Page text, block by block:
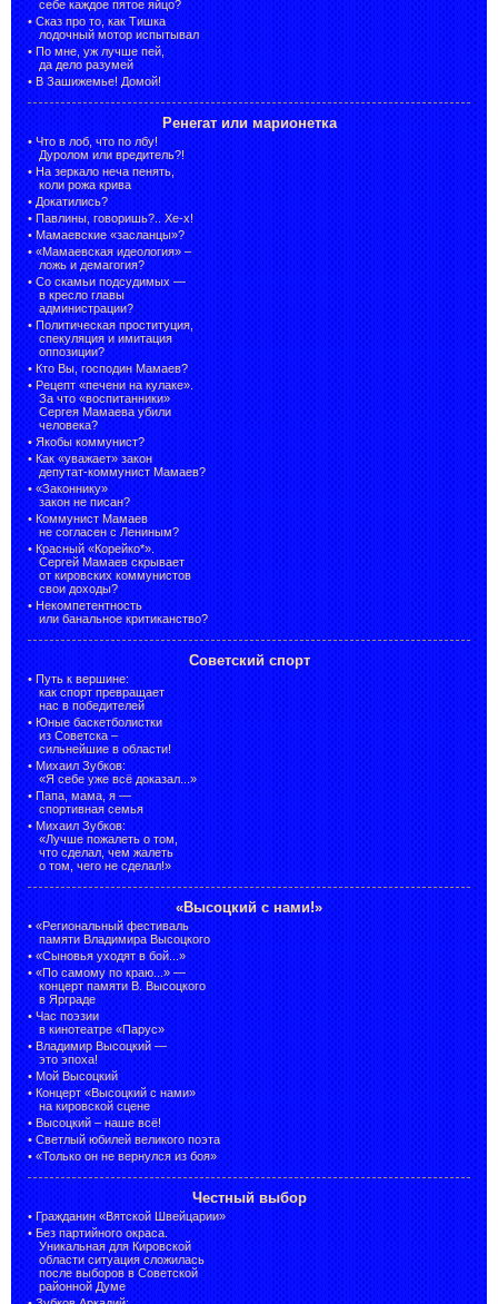
себе каждое пятое яйцо?
• Сказ про то, как Тишка
лодочный мотор испытывал
• По мне, уж лучше пей,
да дело разумей
• В Зашижемье! Домой!
Ренегат или марионетка
• Что в лоб, что по лбу!
Дуролом или вредитель?!
• На зеркало неча пенять,
коли рожа крива
• Докатились?
• Павлины, говоришь?.. Хе-х!
• Мамаевские «засланцы»?
• «Мамаевская идеология» –
ложь и демагогия?
• Со скамьи подсудимых —
в кресло главы
администрации?
• Политическая проституция,
спекуляция и имитация
оппозиции?
• Кто Вы, господин Мамаев?
• Рецепт «печени на кулаке».
За что «воспитанники»
Сергея Мамаева убили
человека?
• Якобы коммунист?
• Как «уважает» закон
депутат-коммунист Мамаев?
• «Законнику»
закон не писан?
• Коммунист Мамаев
не согласен с Лениным?
• Красный «Корейко*».
Сергей Мамаев скрывает
от кировских коммунистов
свои доходы?
• Некомпетентность
или банальное критиканство?
Советский спорт
• Путь к вершине:
как спорт превращает
нас в победителей
• Юные баскетболистки
из Советска –
сильнейшие в области!
• Михаил Зубков:
«Я себе уже всё доказал...»
• Папа, мама, я —
спортивная семья
• Михаил Зубков:
«Лучше пожалеть о том,
что сделал, чем жалеть
о том, чего не сделал!»
«Высоцкий с нами!»
• «Региональный фестиваль
памяти Владимира Высоцкого
• «Сыновья уходят в бой...»
• «По самому по краю...» —
концерт памяти В. Высоцкого
в Ярграде
• Час поэзии
в кинотеатре «Парус»
• Владимир Высоцкий —
это эпоха!
• Мой Высоцкий
• Концерт «Высоцкий с нами»
на кировской сцене
• Высоцкий – наше всё!
• Светлый юбилей великого поэта
• «Только он не вернулся из боя»
Честный выбор
• Гражданин «Вятской Швейцарии»
• Без партийного окраса.
Уникальная для Кировской
области ситуация сложилась
после выборов в Советской
районной Думе